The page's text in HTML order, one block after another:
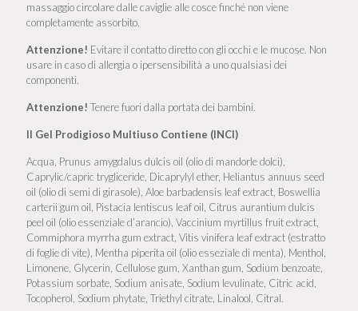
massaggio circolare dalle caviglie alle cosce finché non viene
completamente assorbito.
Attenzione! Evitare il contatto diretto con gli occhi e le mucose. Non
usare in caso di allergia o ipersensibilità a uno qualsiasi dei
componenti.
Attenzione! Tenere fuori dalla portata dei bambini.
Il Gel Prodigioso Multiuso Contiene (INCI)
Acqua, Prunus amygdalus dulcis oil (olio di mandorle dolci),
Caprylic/capric trygliceride, Dicaprylyl ether, Heliantus annuus seed
oil (olio di semi di girasole), Aloe barbadensis leaf extract, Boswellia
carterii gum oil, Pistacia lentiscus leaf oil, Citrus aurantium dulcis
peel oil (olio essenziale d’arancio), Vaccinium myrtillus fruit extract,
Commiphora myrrha gum extract, Vitis vinifera leaf extract (estratto
di foglie di vite), Mentha piperita oil (olio esseziale di menta), Menthol,
Limonene, Glycerin, Cellulose gum, Xanthan gum, Sodium benzoate,
Potassium sorbate, Sodium anisate, Sodium levulinate, Citric acid,
Tocopherol, Sodium phytate, Triethyl citrate, Linalool, Citral.